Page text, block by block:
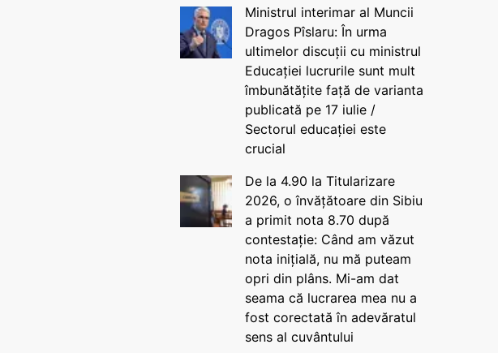
Ministrul interimar al Muncii
Dragos Pîslaru: În urma
ultimelor discuții cu ministrul
Educației lucrurile sunt mult
îmbunătățite față de varianta
publicată pe 17 iulie /
Sectorul educației este
crucial
De la 4.90 la Titularizare
2026, o învățătoare din Sibiu
a primit nota 8.70 după
contestație: Când am văzut
nota inițială, nu mă puteam
opri din plâns. Mi-am dat
seama că lucrarea mea nu a
fost corectată în adevăratul
sens al cuvântului